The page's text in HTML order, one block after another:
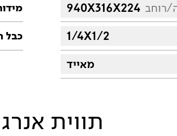
940X316X224 רוחב
1/4X1/2 כבל
מאייד
תווית